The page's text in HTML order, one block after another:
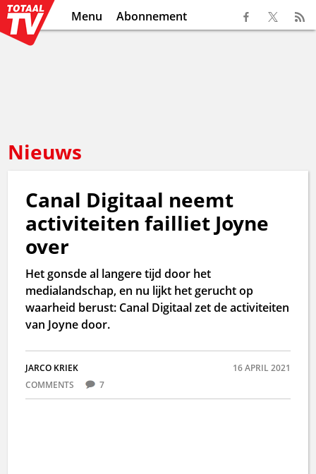
Menu Abonnement
Nieuws
Canal Digitaal neemt
activiteiten failliet Joyne
over
Het gonsde al langere tijd door het
medialandschap, en nu lijkt het gerucht op
waarheid berust: Canal Digitaal zet de activiteiten
van Joyne door.
JARCO KRIEK
16 APRIL 2021
COMMENTS
7